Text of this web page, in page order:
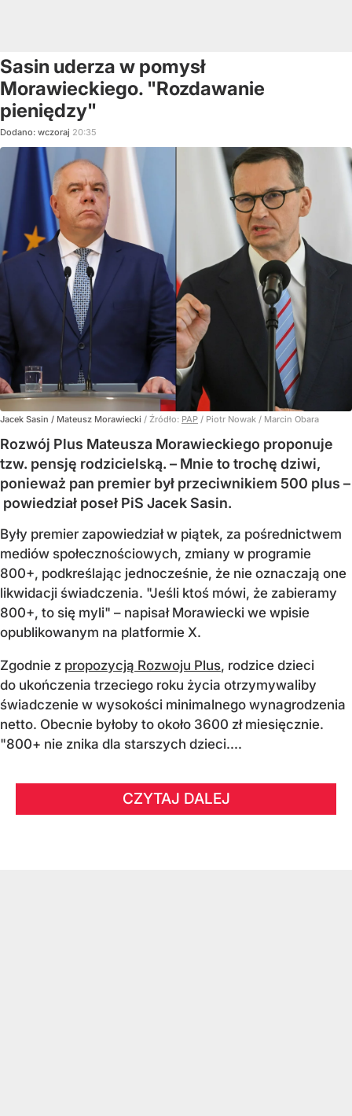
Sasin uderza w pomysł
Morawieckiego. "Rozdawanie
pieniędzy"
Dodano: wczoraj 20:35
Jacek Sasin / Mateusz Morawiecki / Źródło: PAP / Piotr Nowak / Marcin Obara
Rozwój Plus Mateusza Morawieckiego proponuje
tzw. pensję rodzicielską. – Mnie to trochę dziwi,
ponieważ pan premier był przeciwnikiem 500 plus –
powiedział poseł PiS Jacek Sasin.
Były premier zapowiedział w piątek, za pośrednictwem
mediów społecznościowych, zmiany w programie
800+, podkreślając jednocześnie, że nie oznaczają one
likwidacji świadczenia. "Jeśli ktoś mówi, że zabieramy
800+, to się myli" – napisał Morawiecki we wpisie
opublikowanym na platformie X.
Zgodnie z propozycją Rozwoju Plus, rodzice dzieci
do ukończenia trzeciego roku życia otrzymywaliby
świadczenie w wysokości minimalnego wynagrodzenia
netto. Obecnie byłoby to około 3600 zł miesięcznie.
"800+ nie znika dla starszych dzieci....
CZYTAJ DALEJ